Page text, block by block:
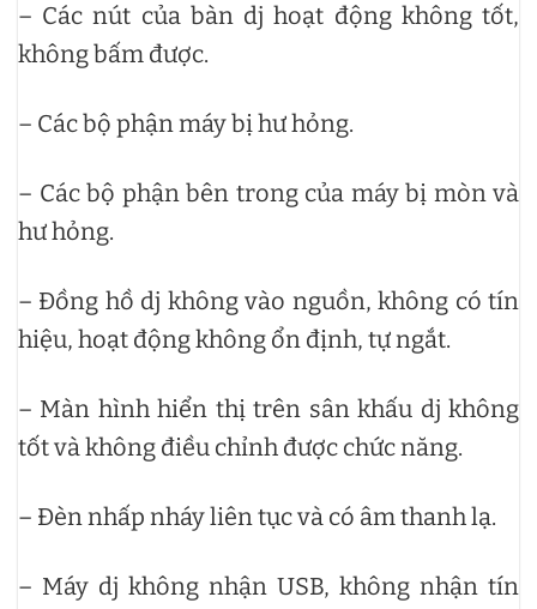
– Các nút của bàn dj hoạt động không tốt,
không bấm được.
– Các bộ phận máy bị hư hỏng.
– Các bộ phận bên trong của máy bị mòn và
hư hỏng.
– Đồng hồ dj không vào nguồn, không có tín
hiệu, hoạt động không ổn định, tự ngắt.
– Màn hình hiển thị trên sân khấu dj không
tốt và không điều chỉnh được chức năng.
– Đèn nhấp nháy liên tục và có âm thanh lạ.
– Máy dj không nhận USB, không nhận tín